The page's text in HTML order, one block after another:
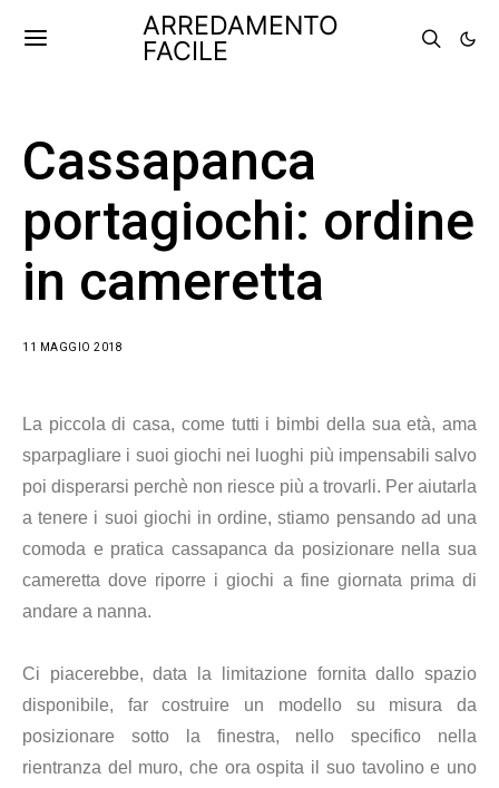
ARREDAMENTO
FACILE
Cassapanca
portagiochi: ordine
in cameretta
11 MAGGIO 2018
La piccola di casa, come tutti i bimbi della sua età, ama
sparpagliare i suoi giochi nei luoghi più impensabili salvo
poi disperarsi perchè non riesce più a trovarli. Per aiutarla
a tenere i suoi giochi in ordine, stiamo pensando ad una
comoda e pratica cassapanca da posizionare nella sua
cameretta dove riporre i giochi a fine giornata prima di
andare a nanna.
Ci piacerebbe, data la limitazione fornita dallo spazio
disponibile, far costruire un modello su misura da
posizionare sotto la finestra, nello specifico nella
rientranza del muro, che ora ospita il suo tavolino e uno